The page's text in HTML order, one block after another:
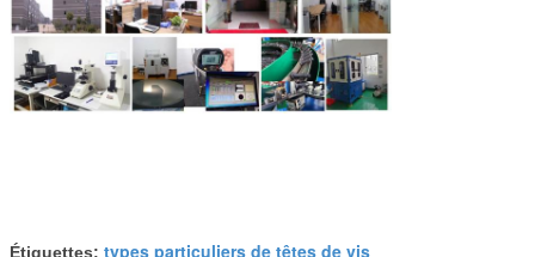
Étiquettes: types particuliers de têtes de vis